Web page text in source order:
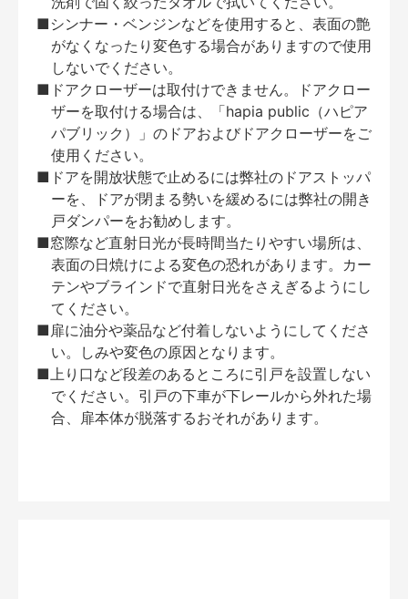
■シンナー・ベンジンなどを使用すると、表面の艶
がなくなったり変色する場合がありますので使用
しないでください。
■ドアクローザーは取付けできません。ドアクロー
ザーを取付ける場合は、「hapia public（ハピア
パブリック）」のドアおよびドアクローザーをご
使用ください。
■ドアを開放状態で止めるには弊社のドアストッパ
ーを、ドアが閉まる勢いを緩めるには弊社の開き
戸ダンパーをお勧めします。
■窓際など直射日光が長時間当たりやすい場所は、
表面の日焼けによる変色の恐れがあります。カー
テンやブラインドで直射日光をさえぎるようにし
てください。
■扉に油分や薬品など付着しないようにしてくださ
い。しみや変色の原因となります。
■上り口など段差のあるところに引戸を設置しない
でください。引戸の下車が下レールから外れた場
合、扉本体が脱落するおそれがあります。